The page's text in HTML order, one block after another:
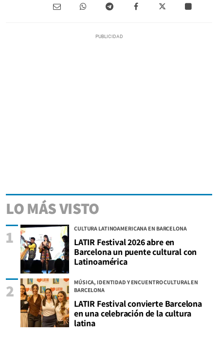
LO MÁS VISTO
CULTURA LATINOAMERICANA EN BARCELONA
LATIR Festival 2026 abre en
Barcelona un puente cultural con
Latinoamérica
1
MÚSICA, IDENTIDAD Y ENCUENTRO CULTURAL EN
BARCELONA
LATIR Festival convierte Barcelona
en una celebración de la cultura
latina
2